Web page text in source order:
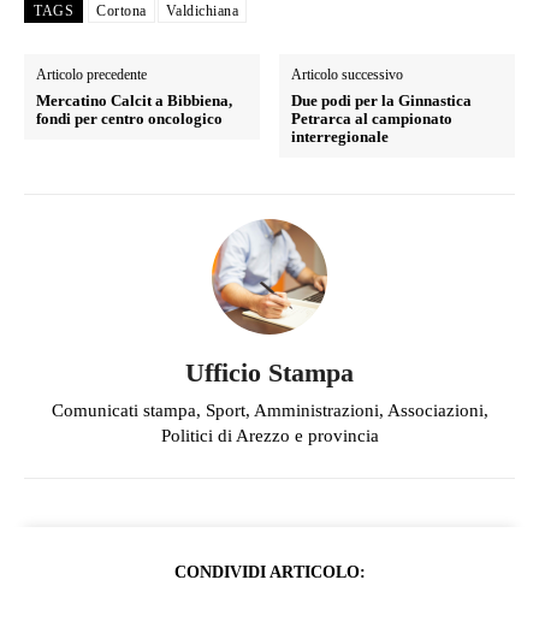
TAGS Cortona Valdichiana
Articolo precedente
Mercatino Calcit a Bibbiena,
fondi per centro oncologico
Articolo successivo
Due podi per la Ginnastica
Petrarca al campionato
interregionale
Ufficio Stampa
Comunicati stampa, Sport, Amministrazioni, Associazioni,
Politici di Arezzo e provincia
CONDIVIDI ARTICOLO: